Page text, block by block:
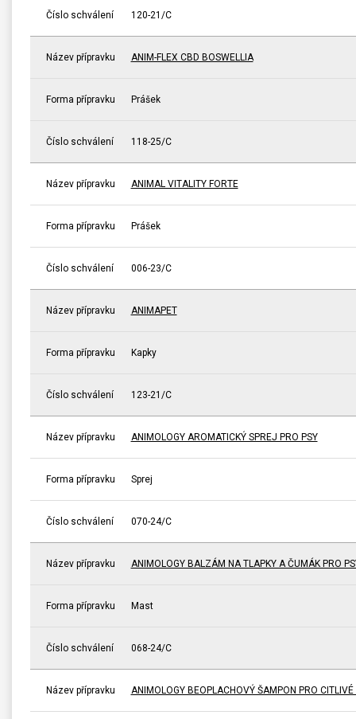
Číslo schválení 120-21/C
Název přípravku ANIM-FLEX CBD BOSWELLIA
Forma přípravku Prášek
Číslo schválení 118-25/C
Název přípravku ANIMAL VITALITY FORTE
Forma přípravku Prášek
Číslo schválení 006-23/C
Název přípravku ANIMAPET
Forma přípravku Kapky
Číslo schválení 123-21/C
Název přípravku ANIMOLOGY AROMATICKÝ SPREJ PRO PSY
Forma přípravku Sprej
Číslo schválení 070-24/C
Název přípravku ANIMOLOGY BALZÁM NA TLAPKY A ČUMÁK PRO
Forma přípravku Mast
Číslo schválení 068-24/C
Název přípravku ANIMOLOGY BEOPLACHOVÝ ŠAMPON PRO CITLIVÉ